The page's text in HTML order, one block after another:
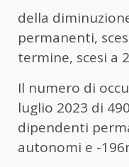
della
permanenti,
termine, scesi a
Il numero di
luglio 2023 di
dipendenti
autonomi e -